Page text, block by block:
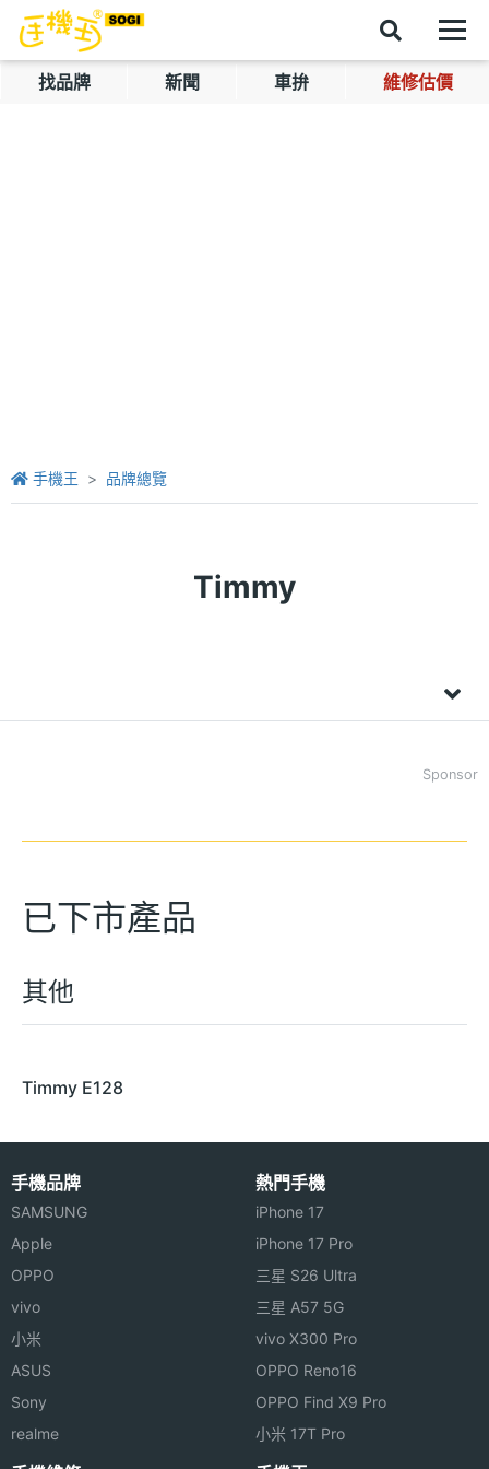
找品牌 新聞 車拚 維修估價
手機王 品牌總覽
Timmy
Sponsor
已下市產品
其他
Timmy E128
手機品牌
SAMSUNG
Apple
OPPO
vivo
小米
ASUS
Sony
realme
熱門手機
iPhone 17
iPhone 17 Pro
三星 S26 Ultra
三星 A57 5G
vivo X300 Pro
OPPO Reno16
OPPO Find X9 Pro
小米 17T Pro